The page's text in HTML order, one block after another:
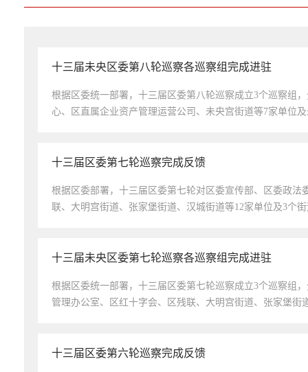
十三届未央区委第八轮巡察各巡察组完成进驻
根据区委统一部署，十三届区委第八轮巡察成立3个巡察组
心、区直属企业资产管理运营公司、未央宫街道等7家单位
十三届区委第七轮巡察完成反馈
根据区委部署，十三届区委第七轮对区委宣传部、区委政
联、大明宫街道、张家堡街道、汉城街道等12家单位及3个
十三届未央区委第七轮巡察各巡察组完成进驻
根据区委统一部署，十三届区委第七轮巡察成立3个巡察组
管理办公室、区红十字会、区残联、大明宫街道、张家堡
十三届区委第六轮巡察完成反馈